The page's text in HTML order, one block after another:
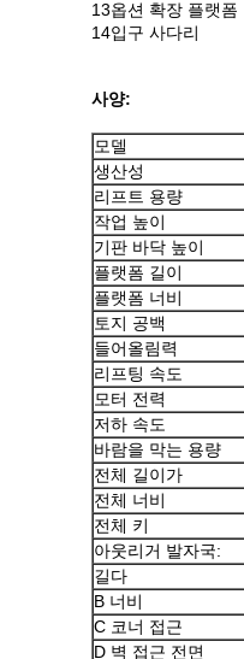
13옵션 확장 플랫폼
14입구 사다리
사양:
모델
생산성
리프트 용량
작업 높이
기판 바닥 높이
플랫폼 길이
플랫폼 너비
토지 공백
들어올림력
리프팅 속도
모터 전력
저하 속도
바람을 막는 용량
전체 길이가
전체 너비
전체 키
아웃리거 발자국:
길다
B 너비
C 코너 접근
D 벽 접근 전면